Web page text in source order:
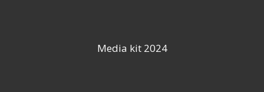
Media kit 2024